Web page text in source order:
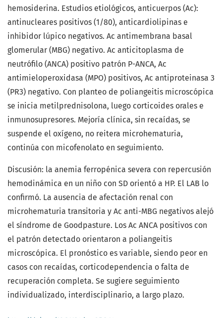
hemosiderina. Estudios etiológicos, anticuerpos (Ac):
antinucleares positivos (1/80), anticardiolipinas e
inhibidor lúpico negativos. Ac antimembrana basal
glomerular (MBG) negativo. Ac anticitoplasma de
neutrófilo (ANCA) positivo patrón P-ANCA, Ac
antimieloperoxidasa (MPO) positivos, Ac antiproteinasa 3
(PR3) negativo. Con planteo de poliangeitis microscópica
se inicia metilprednisolona, luego corticoides orales e
inmunosupresores. Mejoría clínica, sin recaídas, se
suspende el oxígeno, no reitera microhematuria,
continúa con micofenolato en seguimiento.
Discusión: la anemia ferropénica severa con repercusión
hemodinámica en un niño con SD orientó a HP. El LAB lo
confirmó. La ausencia de afectación renal con
microhematuria transitoria y Ac anti-MBG negativos alejó
el síndrome de Goodpasture. Los Ac ANCA positivos con
el patrón detectado orientaron a poliangeitis
microscópica. El pronóstico es variable, siendo peor en
casos con recaídas, corticodependencia o falta de
recuperación completa. Se sugiere seguimiento
individualizado, interdisciplinario, a largo plazo.